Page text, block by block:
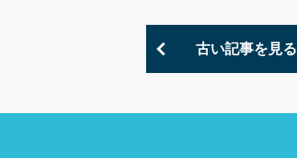
古い記事を見る